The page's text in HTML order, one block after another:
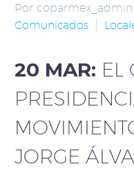
Por coparmex_admin
Comunicados
20 MAR: EL
JORGE